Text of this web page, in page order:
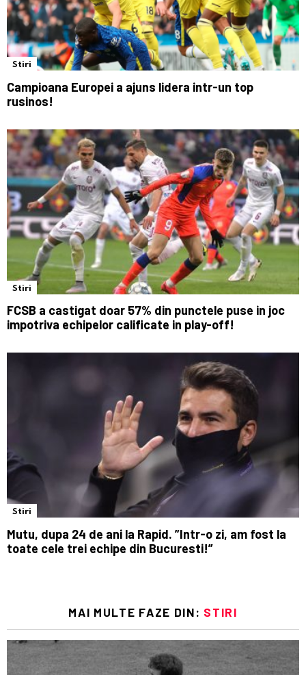
Stiri
Campioana Europei a ajuns lidera intr-un top
rusinos!
Stiri
FCSB a castigat doar 57% din punctele puse in joc
impotriva echipelor calificate in play-off!
Stiri
Mutu, dupa 24 de ani la Rapid. ”Intr-o zi, am fost la
toate cele trei echipe din Bucuresti!”
MAI MULTE FAZE DIN: STIRI